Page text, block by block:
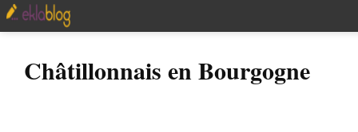
Châtillonnais en Bourgogne